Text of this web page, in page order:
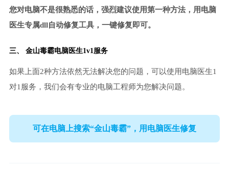
您对电脑不是很熟悉的话，强烈建议使用第一种方法，用电脑
医生专属dll自动修复工具，一键修复即可。
三、 金山毒霸电脑医生1v1服务
如果上面2种方法依然无法解决您的问题，可以使用电脑医生1
对1服务，我们会有专业的电脑工程师为您解决问题。
可在电脑上搜索“金山毒霸”，用电脑医生修复